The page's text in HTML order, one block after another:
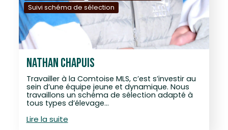
Suivi schéma de sélection
NATHAN CHAPUIS
Travailler à la Comtoise MLS, c’est s’investir au
sein d’une équipe jeune et dynamique. Nous
travaillons un schéma de sélection adapté à
tous types d’élevage…
Lire la suite